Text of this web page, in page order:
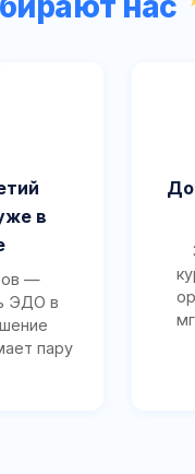
в
—
ЭДО в
пару